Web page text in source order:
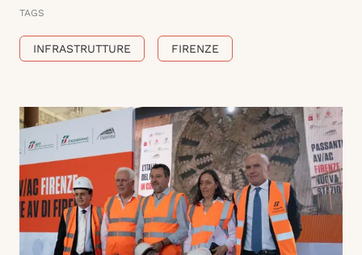
TAGS
INFRASTRUTTURE FIRENZE